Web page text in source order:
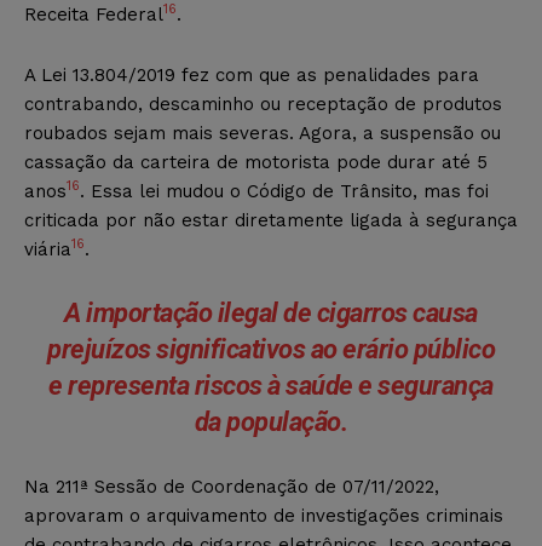
Receita Federal16.
A Lei 13.804/2019 fez com que as penalidades para
contrabando, descaminho ou receptação de produtos
roubados sejam mais severas. Agora, a suspensão ou
cassação da carteira de motorista pode durar até 5
anos16. Essa lei mudou o Código de Trânsito, mas foi
criticada por não estar diretamente ligada à segurança
viária16.
Aimportação ilegalde cigarros causa
prejuízos significativos ao erário público
e representa riscos à saúde e segurança
da população.
Na 211ª Sessão de Coordenação de 07/11/2022,
aprovaram o arquivamento de investigações criminais